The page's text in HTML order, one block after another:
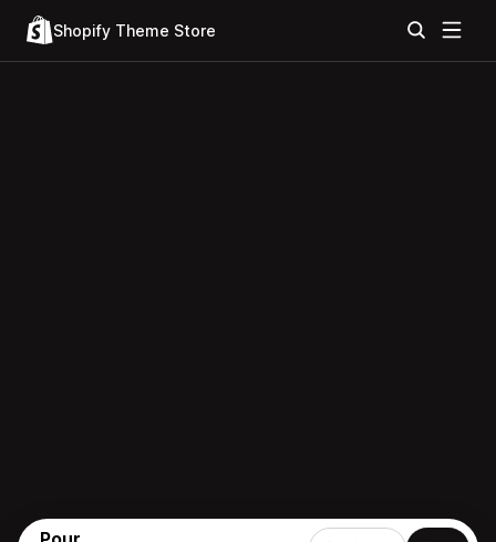
Shopify Theme Store